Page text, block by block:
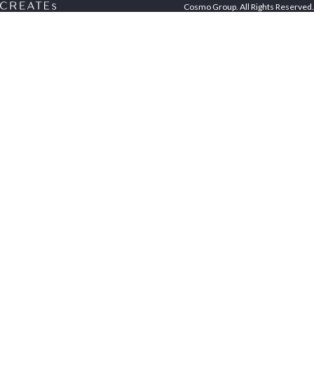
Cosmo Group. All Rights Reserved.